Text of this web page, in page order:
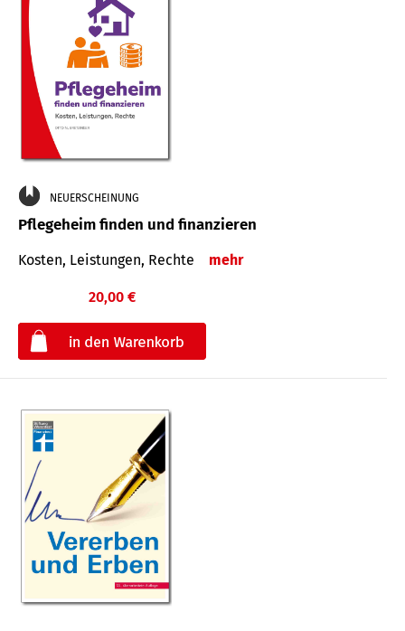
NEUERSCHEINUNG
Pflegeheim finden und finanzieren
Kosten, Leistungen, Rechte mehr
20,00 €